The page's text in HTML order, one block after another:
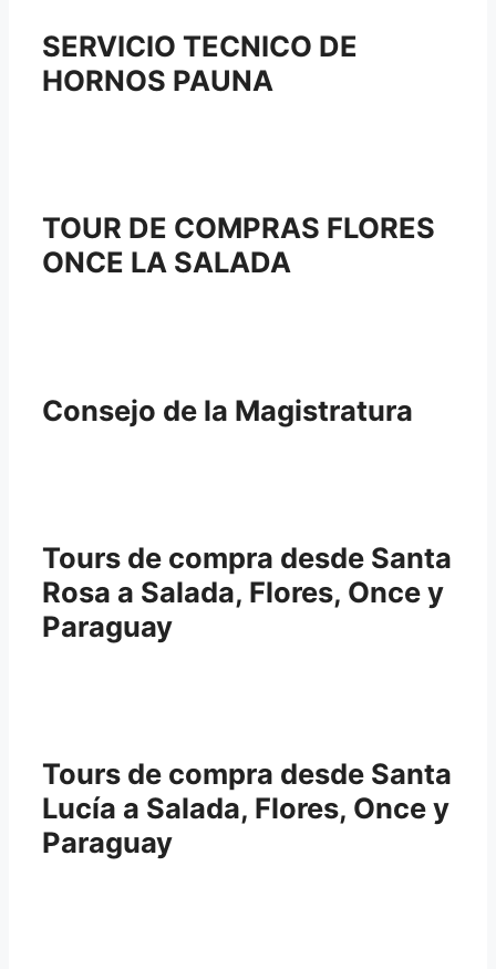
SERVICIO TECNICO DE
HORNOS PAUNA
TOUR DE COMPRAS FLORES
ONCE LA SALADA
Consejo de la Magistratura
Tours de compra desde Santa
Rosa a Salada, Flores, Once y
Paraguay
Tours de compra desde Santa
Lucía a Salada, Flores, Once y
Paraguay